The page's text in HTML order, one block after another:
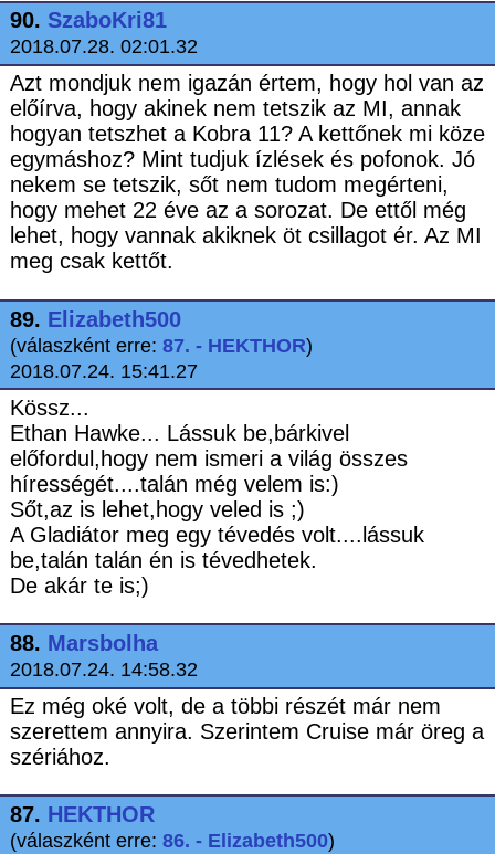
90. SzaboKri81
2018.07.28. 02:01.32
Azt mondjuk nem igazán értem, hogy hol van az
előírva, hogy akinek nem tetszik az MI, annak
hogyan tetszhet a Kobra 11? A kettőnek mi köze
egymáshoz? Mint tudjuk ízlések és pofonok. Jó
nekem se tetszik, sőt nem tudom megérteni,
hogy mehet 22 éve az a sorozat. De ettől még
lehet, hogy vannak akiknek öt csillagot ér. Az MI
meg csak kettőt.
89. Elizabeth500
(válaszként erre: 87. - HEKTHOR)
2018.07.24. 15:41.27
Kössz...
Ethan Hawke... Lássuk be,bárkivel
előfordul,hogy nem ismeri a világ összes
hírességét....talán még velem is:)
Sőt,az is lehet,hogy veled is ;)
A Gladiátor meg egy tévedés volt....lássuk
be,talán talán én is tévedhetek.
De akár te is;)
88. Marsbolha
2018.07.24. 14:58.32
Ez még oké volt, de a többi részét már nem
szerettem annyira. Szerintem Cruise már öreg a
szériához.
87. HEKTHOR
(válaszként erre: 86. - Elizabeth500)